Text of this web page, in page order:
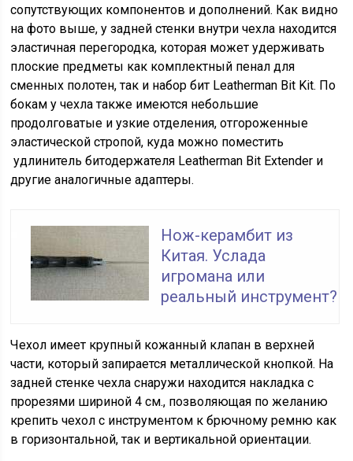
сопутствующих компонентов и дополнений. Как видно
на фото выше, у задней стенки внутри чехла находится
эластичная перегородка, которая может удерживать
плоские предметы как комплектный пенал для
сменных полотен, так и набор бит Leatherman Bit Kit. По
бокам у чехла также имеются небольшие
продолговатые и узкие отделения, отгороженные
эластической стропой, куда можно поместить
удлинитель битодержателя Leatherman Bit Extender и
другие аналогичные адаптеры.
Нож-керамбит из
Китая. Услада
игромана или
реальный инструмент?
Чехол имеет крупный кожанный клапан в верхней
части, который запирается металлической кнопкой. На
задней стенке чехла снаружи находится накладка с
прорезями шириной 4 см., позволяющая по желанию
крепить чехол с инструментом к брючному ремню как
в горизонтальной, так и вертикальной ориентации.